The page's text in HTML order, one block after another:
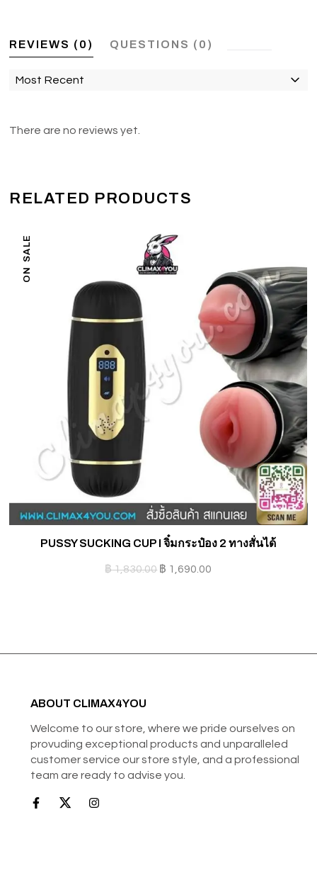
REVIEWS (0) QUESTIONS (0)
Most Recent
There are no reviews yet.
RELATED PRODUCTS
ON SALE
PUSSY SUCKING CUP I จิ๋มกระป๋อง 2 ทางสั่นได้
฿1,830.00 ฿ 1,690.00
ABOUT CLIMAX4YOU
Welcome to our store, where we pride ourselves on
provuding exceptional products and unparalleled
customer service our store style, and a professional
team are ready to advise you.